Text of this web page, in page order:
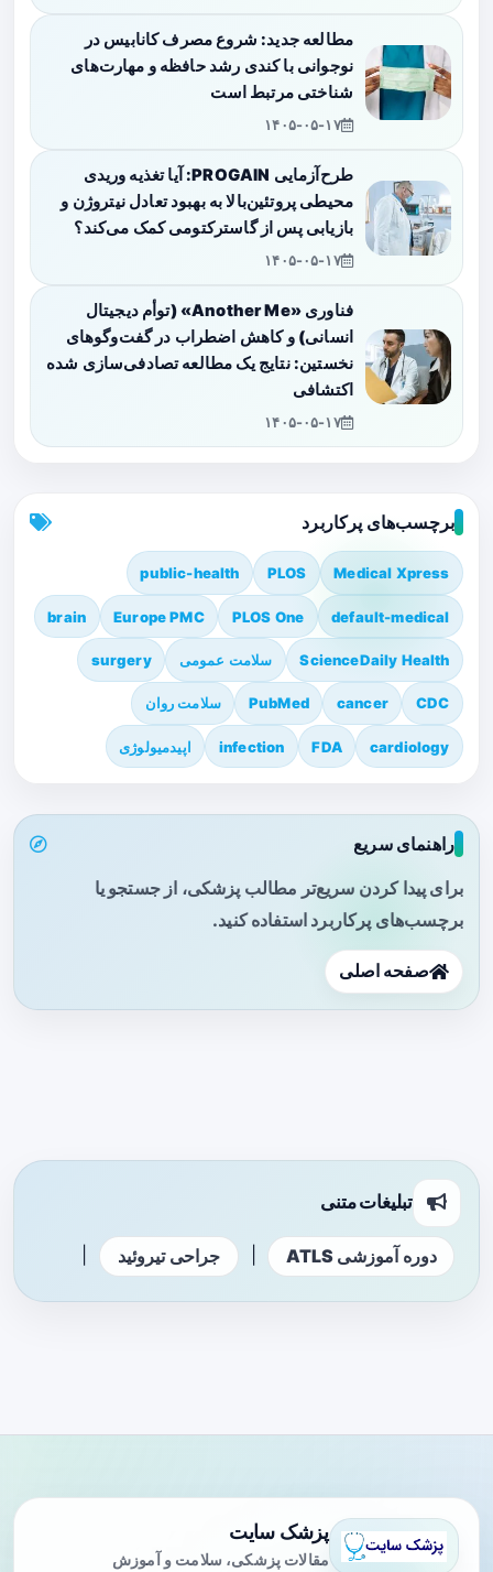
مطالعه جدید: شروع مصرف کانابیس در
نوجوانی با کندی رشد حافظه و مهارت‌های
شناختی مرتبط است
۱۴۰۵-۰۵-۱۷
طرح‌آزمایی PROGAIN: آیا تغذیه وریدی
محیطی پروتئین‌بالا به بهبود تعادل نیتروژن و
بازیابی پس از گاسترکتومی کمک می‌کند؟
۱۴۰۵-۰۵-۱۷
فناوری «Another Me» (توأم دیجیتال
انسانی) و کاهش اضطراب در گفت‌وگوهای
نخستین: نتایج یک مطالعه تصادفی‌سازی شده
اکتشافی
۱۴۰۵-۰۵-۱۷
برچسب‌های پرکاربرد
Medical Xpress
PLOS
public-health
default-medical
PLOS One
Europe PMC
brain
ScienceDaily Health سلامت عمومی surgery
CDC
cancer
PubMed سلامت روان
cardiology
FDA
infection اپیدمیولوژی
راهنمای سریع
برای پیدا کردن سریع‌تر مطالب پزشکی، از جستجو یا
برچسب‌های پرکاربرد استفاده کنید.
صفحه اصلی
تبلیغات متنی
دوره آموزشی ATLS جراحی تیروئید
پزشک سایت
مقالات پزشکی، سلامت و آموزش